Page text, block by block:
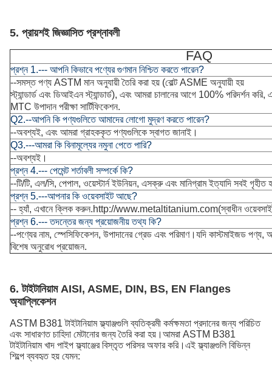
5. প্রায়শই জিজ্ঞাসিত প্রশ্নাবলী
FAQ
প্রশ্ন 1.--- আপনি কিভাবে পণ্যের গুণমান নিশ্চিত করতে পারেন?
--সমস্ত পণ্য ASTM মান অনুযায়ী তৈরি করা হয় (বোল্ট ASME অনুযায়ী হয়
স্ট্যান্ডার্ড এবং ডিআইএন স্ট্যান্ডার্ড), এবং আমরা চালানের আগে 100% পরিদর্শন করি,
MTC উপাদান পরীক্ষা সার্টিফিকেশন.
Q2.--আপনি কি পণ্যগুলিতে আমাদের লোগো মুদ্রণ করতে পারেন?
--অবশ্যই, এবং আমরা গ্রাহককৃত পণ্যগুলিকে স্বাগত জানাই।
Q3.---আমরা কি বিনামূল্যের নমুনা পেতে পারি?
--অবশ্যই।
প্রশ্ন 4.--- পেমেন্ট শর্তাবলী সম্পর্কে কি?
--টি/টি, এল/সি, পেপাল, ওয়েস্টার্ন ইউনিয়ন, এসক্রু এবং মানিগ্রাম ইত্যাদি সবই গৃহীত
প্রশ্ন 5.---আপনার কি ওয়েবসাইট আছে?
-- হ্যাঁ, এখানে ক্লিক করুন.http://www.metaltitanium.com(স্বাধীন
প্রশ্ন 6.--- তদন্তের জন্য প্রয়োজনীয় তথ্য কি?
--পণ্যের নাম, স্পেসিফিকেশন, উপাদানের গ্রেড এবং পরিমাণ।যদি কাস্টমাইজড
বিশেষ অনুরোধ প্রয়োজন.
6. টাইটানিয়াম AISI, ASME, DIN, BS, EN Flanges
অ্যাপ্লিকেশন
ASTM B381 টাইটানিয়াম ফ্ল্যাঞ্জগুলি ব্যতিক্রমী কর্মক্ষমতা প্রদানের জন্য পরিচিত
এবং সাধারণত চাহিদা মেটানোর জন্য তৈরি করা হয়।আমরা ASTM B381
টাইটানিয়াম খাদ পাইপ ফ্ল্যাঞ্জের বিস্তৃত পরিসর অফার করি।এই ফ্ল্যাঞ্জগুলি বিভিন্ন
শিল্পে ব্যবহৃত হয় যেমন: